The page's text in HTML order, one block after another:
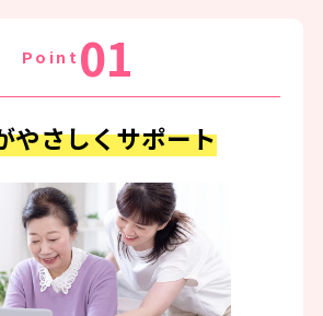
Point 01
やさしくサポート